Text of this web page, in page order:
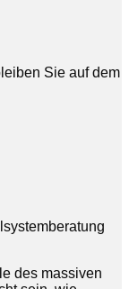
Sie auf dem
des massiven